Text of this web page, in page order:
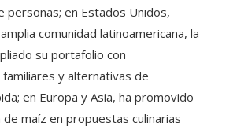
personas; en Estados Unidos,
comunidad latinoamericana, la
su portafolio con
y alternativas de
en Europa y Asia, ha promovido
de maíz en propuestas culinarias